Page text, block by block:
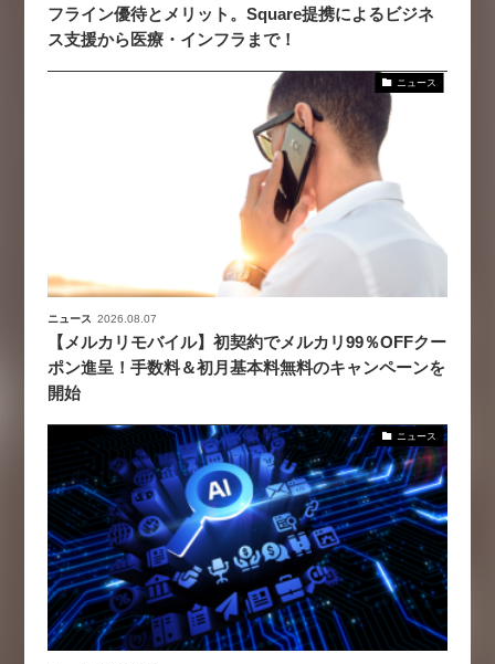
フライン優待とメリット。Square提携によるビジネ
ス支援から医療・インフラまで！
ニュース
ニュース 2026.08.07
【メルカリモバイル】初契約でメルカリ99％OFFクー
ポン進呈！手数料＆初月基本料無料のキャンペーンを
開始
ニュース